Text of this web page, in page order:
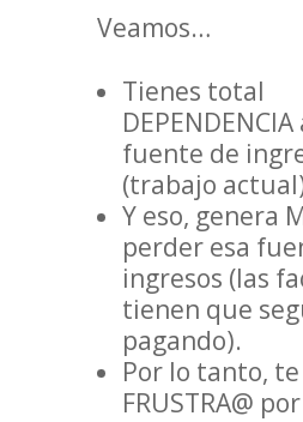
Veamos…
Tienes total
fuente de
(trabajo
Y eso, genera
perder esa
ingresos (las
tienen que
pagando).
Por lo tanto,
FRUSTRA@